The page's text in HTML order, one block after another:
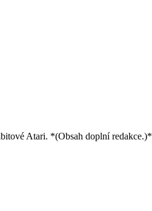
Atari. *(Obsah doplní redakce.)*